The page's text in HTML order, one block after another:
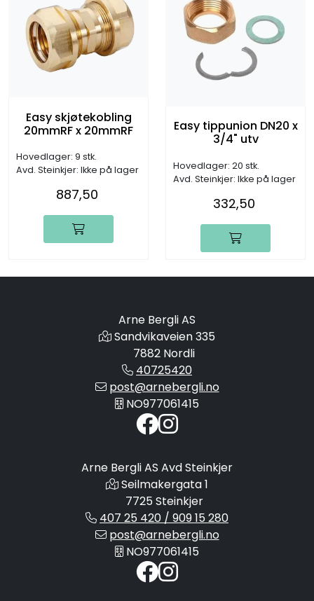
Easy skjøtekobling
20mmRF x 20mmRF
Hovedlager: 9 stk.
Avd. Steinkjer: Ikke på lager
887,50
Easy tippunion DN20 x
3/4" utv
Hovedlager: 20 stk.
Avd. Steinkjer: Ikke på lager
332,50
Arne Bergli AS
Sandvikaveien 335
7882 Nordli
40725420
post@arnebergli.no
NO977061415
Arne Bergli AS Avd Steinkjer
Seilmakergata 1
7725 Steinkjer
407 25 420 / 909 15 280
post@arnebergli.no
NO977061415